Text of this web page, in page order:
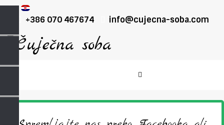
+386 070 467674 info@cujecna-soba.com